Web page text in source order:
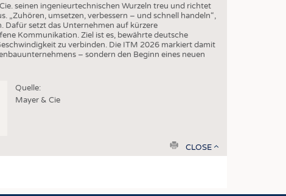
seinen ingenieurtechnischen Wurzeln treu und richtet
„Zuhören, umsetzen, verbessern – und schnell handeln“,
Dafür setzt das Unternehmen auf kürzere
Kommunikation. Ziel ist es, bewährte deutsche
zu verbinden. Die ITM 2026 markiert damit
– sondern den Beginn eines neuen
Quelle:
Mayer & Cie
print
CLOSE